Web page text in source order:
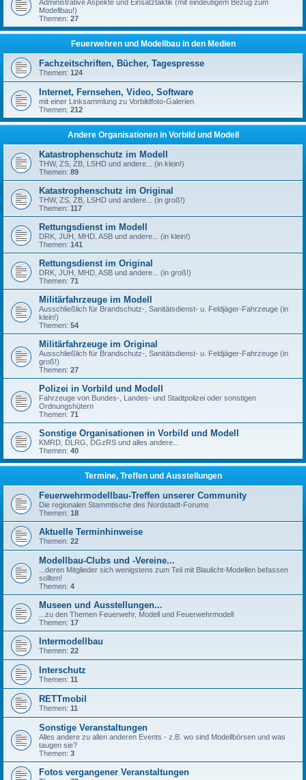
Administrative Aspekte und Einsatztaktik (mit eindeutigem Bezug zum
Modellbau!)
Themen: 27
Feuerwehren und Modellbau in den Medien
Fachzeitschriften, Bücher, Tagespresse
Themen: 124
Internet, Fernsehen, Video, Software
mit einer Linksammlung zu Vorbildfoto-Galerien
Themen: 212
Andere Organisationen in Vorbild und Modell
Katastrophenschutz im Modell
THW, ZS, ZB, LSHD und andere... (in klein!)
Themen: 89
Katastrophenschutz im Original
THW, ZS, ZB, LSHD und andere... (in groß!)
Themen: 117
Rettungsdienst im Modell
DRK, JUH, MHD, ASB und andere... (in klein!)
Themen: 141
Rettungsdienst im Original
DRK, JUH, MHD, ASB und andere... (in groß!)
Themen: 71
Militärfahrzeuge im Modell
Ausschließlich für Brandschutz-, Sanitätsdienst- u. Feldjäger-Fahrzeuge (in
klein!)
Themen: 54
Militärfahrzeuge im Original
Ausschließlich für Brandschutz-, Sanitätsdienst- u. Feldjäger-Fahrzeuge (in
groß!)
Themen: 27
Polizei in Vorbild und Modell
Fahrzeuge von Bundes-, Landes- und Stadtpolizei oder sonstigen
Ordnungshütern
Themen: 71
Sonstige Organisationen in Vorbild und Modell
KMRD, DLRG, DGzRS und alles andere...
Themen: 40
Termine, Treffen und Ausstellungen
Feuerwehrmodellbau-Treffen unserer Community
Die regionalen Stammtische des Nordstadt-Forums
Themen: 18
Aktuelle Terminhinweise
Themen: 22
Modellbau-Clubs und -Vereine...
...deren Mitglieder sich wenigstens zum Teil mit Blaulicht-Modellen befassen
sollten!
Themen: 4
Museen und Ausstellungen...
...zu den Themen Feuerwehr, Modell und Feuerwehrmodell
Themen: 17
Intermodellbau
Themen: 22
Interschutz
Themen: 11
RETTmobil
Themen: 11
Sonstige Veranstaltungen
Alles andere zu allen anderen Events - z.B. wo sind Modellbörsen und was
taugen sie?
Themen: 3
Fotos vergangener Veranstaltungen